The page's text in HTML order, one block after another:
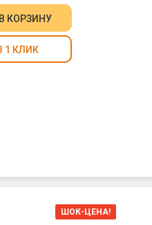
В КОРЗИНУ
1 КЛИК
ШОК-ЦЕНА!